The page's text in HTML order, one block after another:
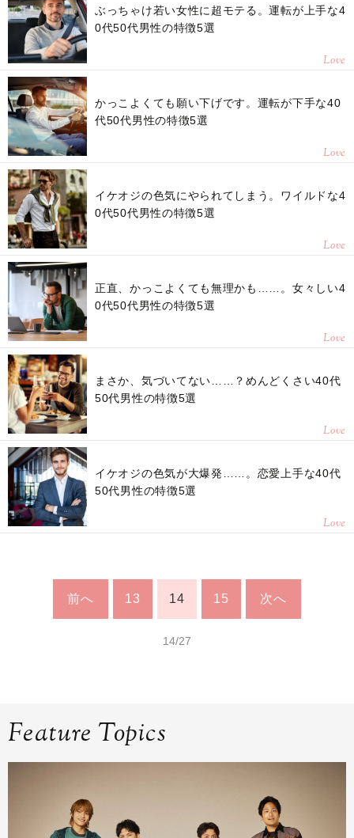
ぶっちゃけ若い女性に超モテる。運転が上手な4
0代50代男性の特徴5選
Love
かっこよくても願い下げです。運転が下手な40
代50代男性の特徴5選
Love
イケオジの色気にやられてしまう。ワイルドな4
0代50代男性の特徴5選
Love
正直、かっこよくても無理かも……。女々しい4
0代50代男性の特徴5選
Love
まさか、気づいてない……？めんどくさい40代
50代男性の特徴5選
Love
イケオジの色気が大爆発……。恋愛上手な40代
50代男性の特徴5選
Love
前へ 13 14 15 次へ
14/27
Feature Topics